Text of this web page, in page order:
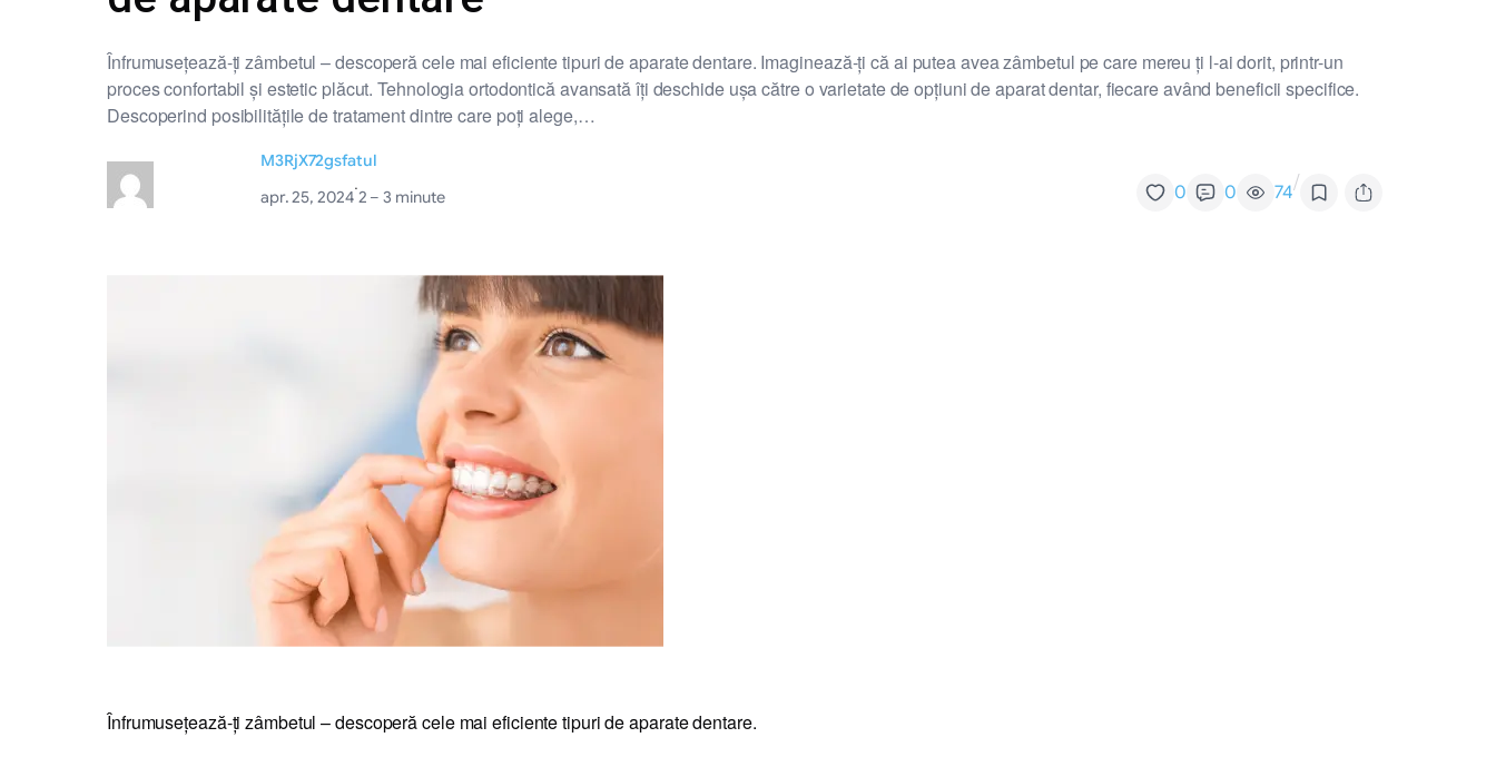
Înfrumusețează-ți zâmbetul – descoperă cele mai eficiente tipuri de aparate dentare. Imaginează-ți că ai putea avea zâmbetul pe care mereu ți l-ai dorit, printr-un
proces confortabil și estetic plăcut. Tehnologia ortodontică avansată îți deschide ușa către o varietate de opțiuni de aparat dentar, fiecare având beneficii specifice.
Descoperind posibilitățile de tratament dintre care poți alege,…
M3RjX72gsfatul
apr. 25, 2024
·
2 – 3 minute 0 0 74/
Înfrumusețează-ți zâmbetul – descoperă cele mai eficiente tipuri de aparate dentare.